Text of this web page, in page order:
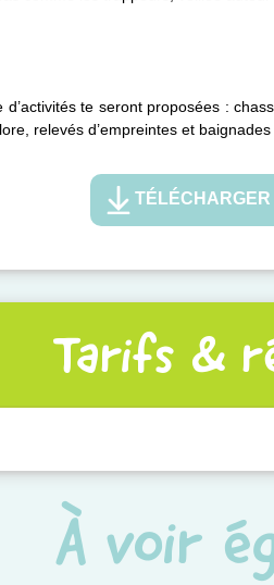
te seront proposées :
relevés d’empreintes et
Tarifs &
À voir